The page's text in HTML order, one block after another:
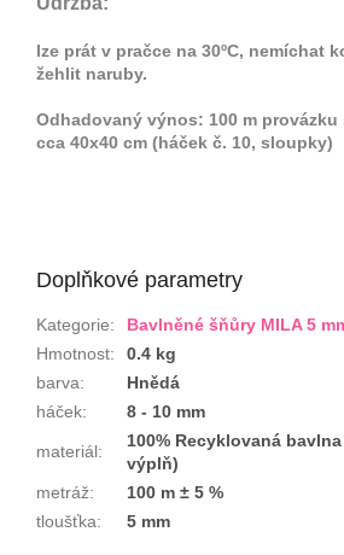
lze prát v pračce na 30ºC, nemíchat
žehlit naruby.
Odhadovaný výnos: 100 m
cca 40x40 cm (háček č. 10, sloupky)
Doplňkové parametry
Kategorie:
Bavlněné šňůry MILA 5
Hmotnost:
0.4 kg
barva:
Hnědá
háček: 8 - 10 mm
materiál:
100% Recyklovaná
výplň)
metráž:
100 m ± 5 %
tloušťka: 5 mm